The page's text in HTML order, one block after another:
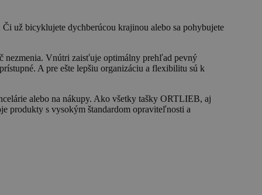
už bicyklujete dychberúcou krajinou alebo sa pohybujete
nezmenia. Vnútri zaisťuje optimálny prehľad pevný
A pre ešte lepšiu organizáciu a flexibilitu sú k
alebo na nákupy. Ako všetky tašky ORTLIEB, aj
produkty s vysokým štandardom opraviteľnosti a